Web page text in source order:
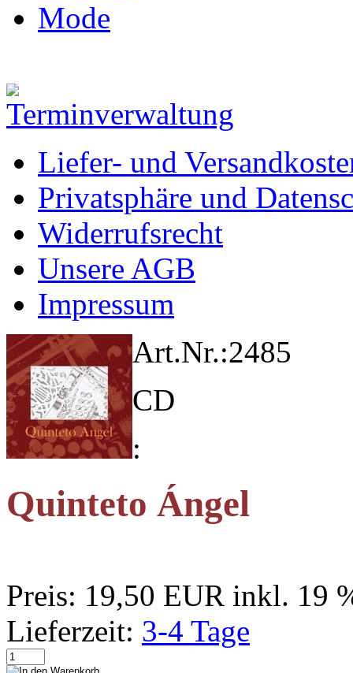
Mode
Liefer- und
Privatsphäre und
Widerrufsrecht
Unsere AGB
Impressum
Art.Nr.:2485
CD
:
Quinteto Ángel
Preis: 19,50 EUR inkl. 19
Lieferzeit: 3-4 Tage